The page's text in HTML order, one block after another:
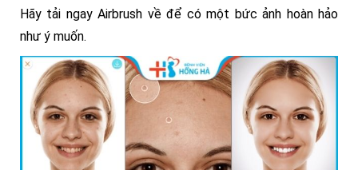
Hãy tải ngay Airbrush về để có một bức ảnh hoàn hảo
như ý muốn.